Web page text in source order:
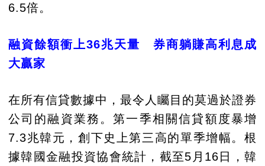
6.5倍。
融資餘額衝上36兆天量 券商躺賺高利息成
大贏家
在所有信貸數據中，最令人矚目的莫過於證券
公司的融資業務。第一季相關信貸額度暴增
7.3兆韓元，創下史上第三高的單季增幅。根
據韓國金融投資協會統計，截至5月16日，韓